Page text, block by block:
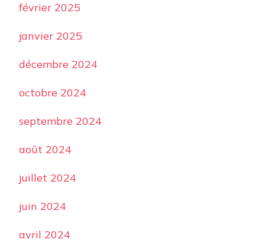
février 2025
janvier 2025
décembre 2024
octobre 2024
septembre 2024
août 2024
juillet 2024
juin 2024
avril 2024